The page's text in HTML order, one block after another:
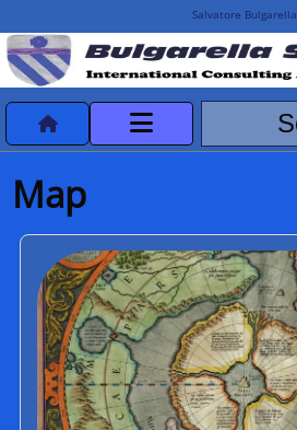
Salvatore Bulgarella
HOME
DeclassificatiNC
Turismo Progetti
Projects Missions
Map